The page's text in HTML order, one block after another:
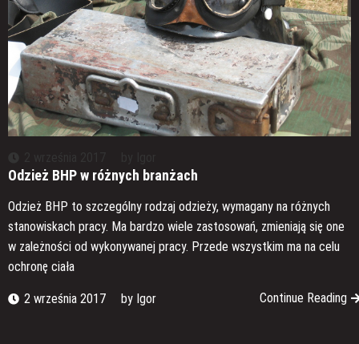
Odzież BHP w różnych branżach
Odzież BHP to szczególny rodzaj odzieży, wymagany na różnych
stanowiskach pracy. Ma bardzo wiele zastosowań, zmieniają się one
w zależności od wykonywanej pracy. Przede wszystkim ma na celu
ochronę ciała
2 września 2017 by Igor Continue Reading